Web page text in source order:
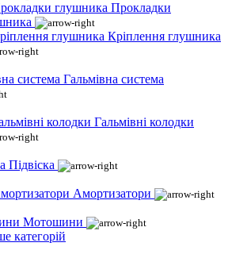
Прокладки
Кріплення глушника
Гальмівна система
Гальмівні колодки
Підвіска
Амортизатори
Мотошини
категорій